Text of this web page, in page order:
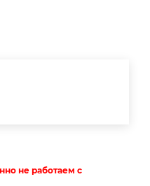
не работаем с